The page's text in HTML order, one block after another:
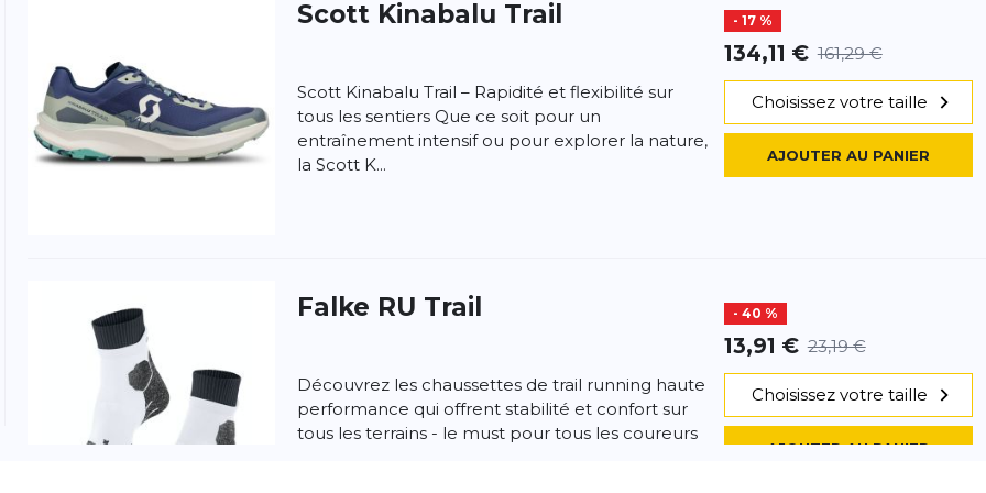
Scott Kinabalu Trail - 17 %
134,11 € 161,29 €
Scott Kinabalu Trail – Rapidité et flexibilité sur
tous les sentiers Que ce soit pour un
entraînement intensif ou pour explorer la nature,
la Scott K...
Choisissez votre taille
AJOUTER AU PANIER
Falke RU Trail - 40 %
13,91 € 23,19 €
Découvrez les chaussettes de trail running haute
performance qui offrent stabilité et confort sur
tous les terrains - le must pour tous les coureurs
Choisissez votre taille
AJOUTER AU PANIER